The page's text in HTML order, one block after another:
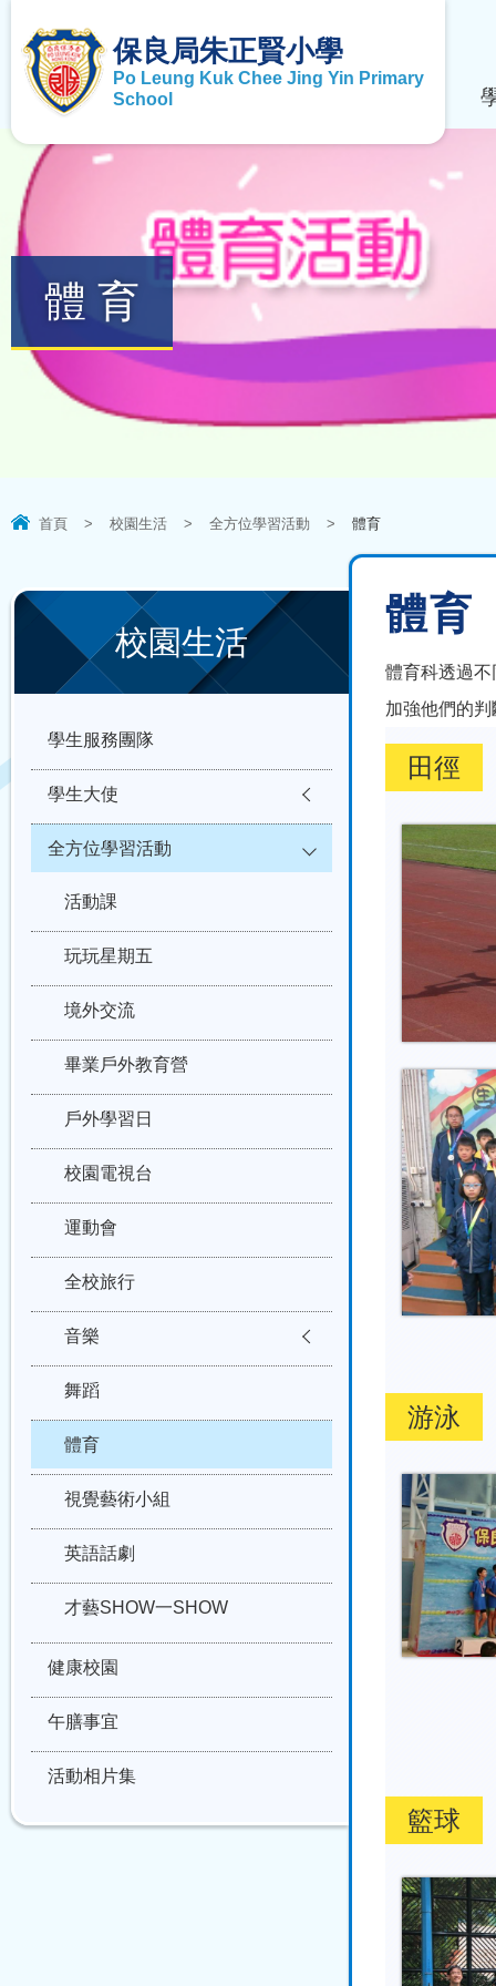
保良局朱正賢小學
Po Leung Kuk Chee Jing Yin Primary
School
體育
首頁 > 校園生活 > 全方位學習活動 > 體育
體育
體育科透過
加強他們的
田徑
游泳
籃球
校園生活
學生服務團隊
學生大使
全方位學習活動
活動課
玩玩星期五
境外交流
畢業戶外教育營
戶外學習日
校園電視台
運動會
全校旅行
音樂
舞蹈
體育
視覺藝術小組
英語話劇
才藝SHOW一SHOW
健康校園
午膳事宜
活動相片集